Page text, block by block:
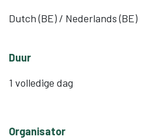
Dutch (BE) / Nederlands (BE)
Duur
1 volledige dag
Organisator